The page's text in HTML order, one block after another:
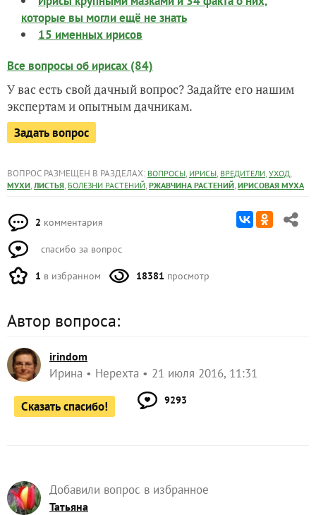
которые вы могли ещё не знать
15 именных ирисов
Все вопросы об ирисах (84)
У вас есть свой дачный вопрос? Задайте его нашим
экспертам и опытным дачникам.
Задать вопрос
ВОПРОС РАЗМЕЩЕН В РАЗДЕЛАХ: ВОПРОСЫ, ИРИСЫ, ВРЕДИТЕЛИ, УХОД,
МУХИ, ЛИСТЬЯ, БОЛЕЗНИ РАСТЕНИЙ, РЖАВЧИНА РАСТЕНИЙ, ИРИСОВАЯ МУХА
2 комментария
спасибо за вопрос
1 в избранном 18381 просмотр
Автор вопроса:
irindom
Ирина Нерехта 21 июля 2016, 11:31
Сказать спасибо! 9293
Добавили вопрос в избранное
Татьяна